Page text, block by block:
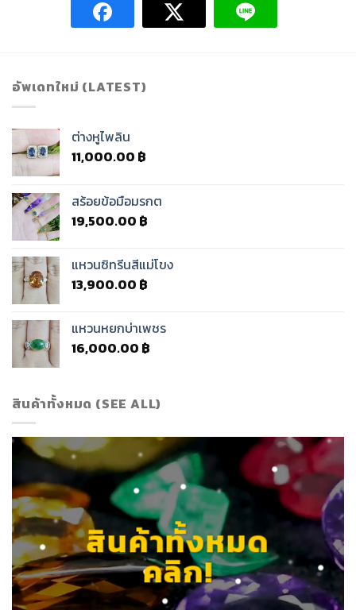
อัพเดทใหม่ (LATEST)
ต่างหูไพลิน
11,000.00 ฿
สร้อยข้อมือมรกต
19,500.00 ฿
แหวนซิทรีนสีแม่โขง
13,900.00 ฿
แหวนหยกบ่าเพชร
16,000.00 ฿
สินค้าทั้งหมด (SEE ALL)
สินค้าทั้งหมด
คลิก!